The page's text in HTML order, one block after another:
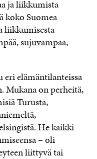
ja liikkumista
koko Suomea
liikkumisesta
sujuvampaa,
elämäntilanteissa
Mukana on perheitä,
Turusta,
He kaikki
– oli
liittyvä tai